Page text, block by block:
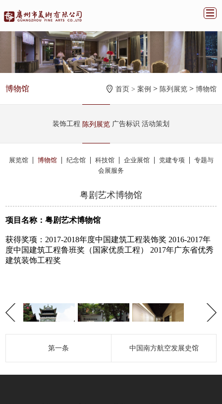
博物馆 首页 > 案例 > 陈列展览> 博物馆
装饰工程 陈列展览 广告标识 活动策划
展览馆 | 博物馆 | 纪念馆 | 科技馆 | 企业展馆 | 党建专项 | 专题与
会展服务
粤剧艺术博物馆
项目名称：粤剧艺术博物馆
获得奖项：2017-2018年度中国建筑工程装饰奖 2016-2017年
度中国建筑工程鲁班奖（国家优质工程） 2017年广东省优秀
建筑装饰工程奖
第一条 中国南方航空发展史馆